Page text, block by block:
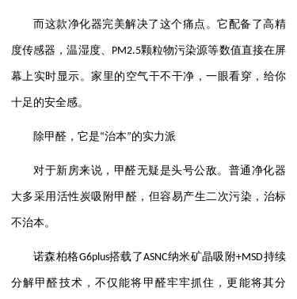
而这款净化器完美解决了这个痛点。它配备了高精
度传感器，温湿度、PM2.5颗粒物污染源等数值直接在屏
幕上实时显示。家里的空气干不干净，一眼看穿，给你
十足的安全感。
除甲醛，它是“治本”的实力派
对于新房来说，甲醛无疑是头号公敌。普通净化器
大多采用活性炭吸附甲醛，但容易产生二次污染，治标
不治本。
诺森柏格G6plus搭载了ASNC纳米矿晶吸附+MSD持续
分解甲醛技术，不仅能将甲醛牢牢抓住，更能将其分